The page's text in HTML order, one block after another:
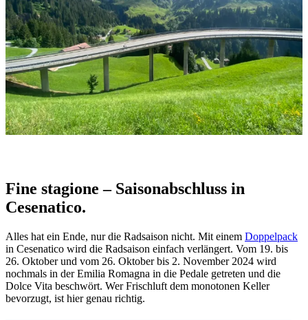
Fine stagione – Saisonabschluss in
Cesenatico.
Alles hat ein Ende, nur die Radsaison nicht. Mit einem Doppelpack
in Cesenatico wird die Radsaison einfach verlängert. Vom 19. bis
26. Oktober und vom 26. Oktober bis 2. November 2024 wird
nochmals in der Emilia Romagna in die Pedale getreten und die
Dolce Vita beschwört. Wer Frischluft dem monotonen Keller
bevorzugt, ist hier genau richtig.